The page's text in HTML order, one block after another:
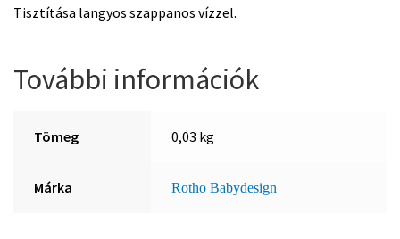
Tisztítása langyos szappanos vízzel.
További információk
Tömeg 0,03 kg
Márka Rotho Babydesign